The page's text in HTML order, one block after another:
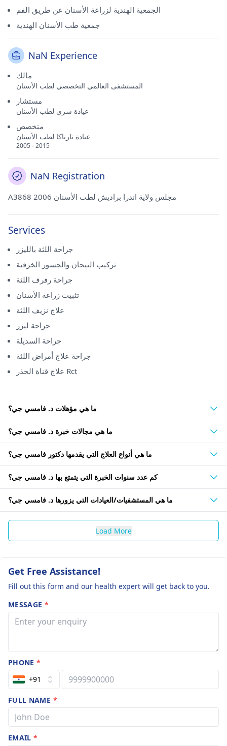
الجمعية الهندية لزراعة الأسنان عن طريق الفم
جمعية طب الأسنان الهندية
NaN Experience
مالك
المستشفى العالمي التخصصي لطب الأسنان
مستشار
عيادة سري لطب الأسنان
متخصص
عيادة تارناكا لطب الأسنان
2005 - 2015
NaN Registration
A3868 مجلس ولاية اندرا براديش لطب الأسنان 2006
Services
جراحة اللثة بالليزر
تركيب التيجان والجسور الخزفية
جراحة رفرف اللثة
تثبيت زراعة الأسنان
علاج نزيف اللثة
جراحة ليزر
جراحة السديلة
جراحة علاج أمراض اللثة
علاج قناة الجذر Rct
ما هي مؤهلات د. فامسي جي؟
ما هي مجالات خبرة د. فامسي جي؟
ما هي أنواع العلاج التي يقدمها دكتور فامسي جي؟
كم عدد سنوات الخبرة التي يتمتع بها د. فامسي جي؟
ما هي المستشفيات/العيادات التي يزورها د. فامسي جي؟
Load More
Get Free Assistance!
Fill out this form and our health expert will get back to you.
MESSAGE *
PHONE*
+91
FULL NAME *
EMAIL*